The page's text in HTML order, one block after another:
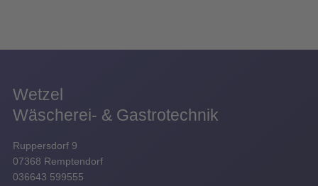
Wetzel
Wäscherei- & Gastrotechnik
Ruppersdorf 9
07368 Remptendorf
036643 599555